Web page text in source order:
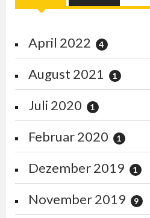
April 2022 4
August 2021 1
Juli 2020 1
Februar 2020 1
Dezember 2019 1
November 2019 9